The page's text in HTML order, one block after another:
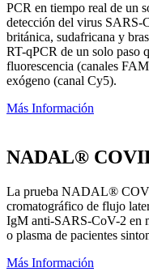
PCR en tiempo real de un
detección del virus SARS-
británica, sudafricana y
RT-qPCR de un solo paso
fluorescencia (canales
exógeno (canal Cy5).
Más Información
NADAL®
La prueba NADAL®
cromatográfico de flujo
IgM anti-SARS-CoV-2 en
o plasma de pacientes
Más Información